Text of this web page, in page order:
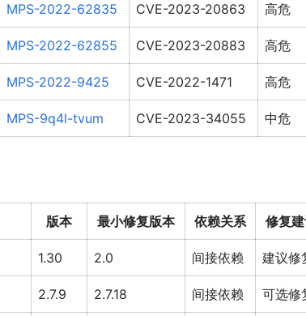
MPS-2022-62835 CVE-2023-20863 高危
MPS-2022-62855 CVE-2023-20883 高危
MPS-2022-9425 CVE-2022-1471 高危
MPS-9q4l-tvum CVE-2023-34055 中危
版本 最小修复版本 依赖关系 修复
1.30 2.0 间接依赖 建议修
2.7.9 2.7.18 间接依赖 可选修